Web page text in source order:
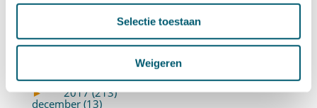
Selectie toestaan
Weigeren
mei (19)
april (22)
januari (30)
►
2017 (213)
december (13)